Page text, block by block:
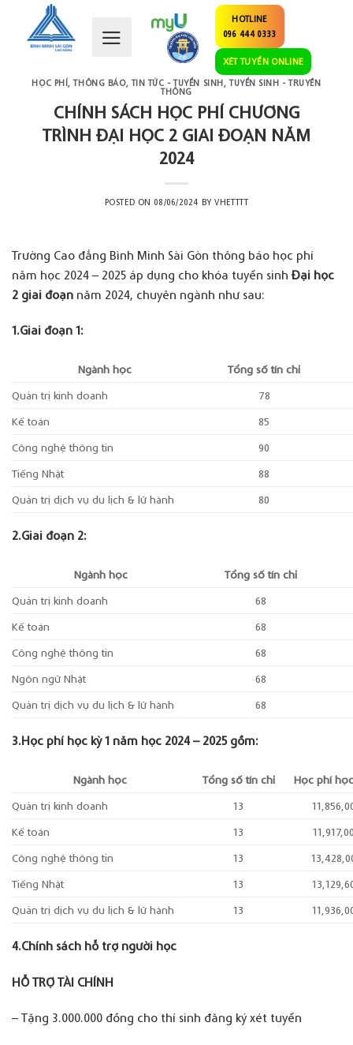
content
HOTLINE
096 444 0333
XÉT TUYỂN ONLINE
HỌC PHÍ,THÔNG BÁO,TIN TỨC - TUYỂN SINH,TUYỂN SINH - TRUYỀN
THÔNG
CHÍNH SÁCH HỌC PHÍ CHƯƠNG
TRÌNH ĐẠI HỌC 2 GIAI ĐOẠN NĂM
2024
POSTED ON 08/06/2024 BYVHETTTT
Trường Cao đẳng Bình Minh Sài Gòn thông báo học phí
năm học 2024 – 2025 áp dụng cho khóa tuyển sinh Đại học
2 giai đoạn năm 2024, chuyên ngành như sau:
1.Giai đoạn 1:
Ngành học
Tổng số tín chỉ
Quản trị kinh doanh
78
Kế toán
85
Công nghệ thông tin
90
Tiếng Nhật
88
Quản trị dịch vụ du lịch & lữ hành
80
2.Giai đoạn 2:
Ngành học
Tổng số tín chỉ
Quản trị kinh doanh
68
Kế toán
68
Công nghệ thông tin
68
Ngôn ngữ Nhật
68
Quản trị dịch vụ du lịch & lữ hành
68
3.Học phí học kỳ 1 năm học 2024 – 2025 gồm:
Ngành học Tổng số tín chỉ
Học phí
Quản trị kinh doanh
13
Kế toán
13
Công nghệ thông tin
13
Tiếng Nhật
13
Quản trị dịch vụ du lịch & lữ hành
13
4.Chính sách hỗ trợ người học
HỖ TRỢ TÀI CHÍNH
– Tặng 3.000.000 đồng cho thí sinh đăng ký xét tuyển